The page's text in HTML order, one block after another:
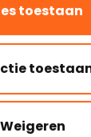
toestaan
Weigeren
van